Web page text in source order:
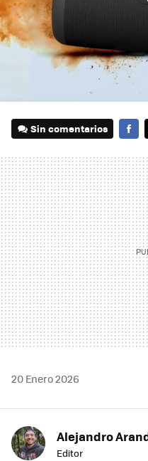
Sin comentarios
20 Enero 2026
Alejandro
Editor